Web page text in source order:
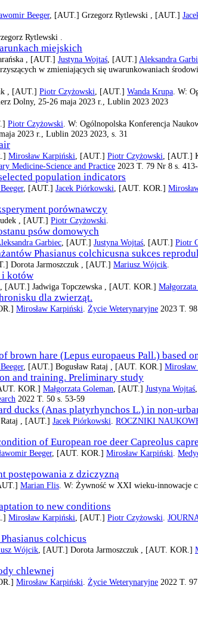
Beeger, [AUT.] Grzegorz Rytlewski , [AUT.]
Rytlewski .
miejskich
, [AUT.] Justyna Wojtaś , [AUT.] Aleksandra
w zmieniających się uwarunkowaniach
, [AUT.] Piotr Czyżowski , [AUT.] Wanda Krupa . W:
Dolny, 25-26 maja 2023 r., Lublin 2023 2023
Piotr Czyżowski . W: Ogólnopolska Konferencja
2023 r., Lublin 2023 2023, s. 31
Mirosław Karpiński , [AUT.] Piotr Czyżowski , [AUT.]
Medicine-Science and Practice 2023 T. 79 Nr 8 s.
population indicators
, [AUT.] Jacek Piórkowski , [AUT. KOR.]
porównawczy
, [AUT.] Piotr Czyżowski
psów domowych
Garbiec , [AUT.] Justyna Wojtaś , [AUT.] Piotr
Phasianus colchicusna sukces
Dorota Jarmoszczuk , [AUT.] Mariusz Wójcik
i kotów
, [AUT.] Jadwiga Topczewska , [AUT. KOR.]
dla zwierząt.
Mirosław Karpiński Życie Weterynaryjne 2023 T.
hare (Lepus europaeus Pall.) based
, [AUT.] Bogusław Rataj , [AUT. KOR.]
and training. Preliminary study
KOR.] Małgorzata Goleman, [AUT.] Justyna Wojtaś
2022 T. 50 s. 53-59
ducks (Anas platyrhynchos L.) in non-
, [AUT.] Jacek Piórkowski. ROCZNIKI
of European roe deer Capreolus
Beeger, [AUT. KOR.] Mirosław Karpiński.
postępowania z dziczyzną
Marian Flis. W: Żywność w XXI wieku-innowacje
to new conditions
Mirosław Karpiński, [AUT.] Piotr Czyżowski.
colchicus
Wójcik, [AUT.] Dorota Jarmoszczuk , [AUT. KOR.]
chlewnej
Mirosław Karpiński. Życie Weterynaryjne 2022 T.